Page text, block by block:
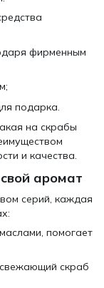
фирменным
подарка.
на скрабы
и качества.
аромат
серий, каждая
помогает
скраб